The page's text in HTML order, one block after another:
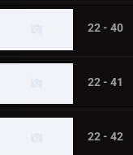
22 - 40
22 - 41
22 - 42